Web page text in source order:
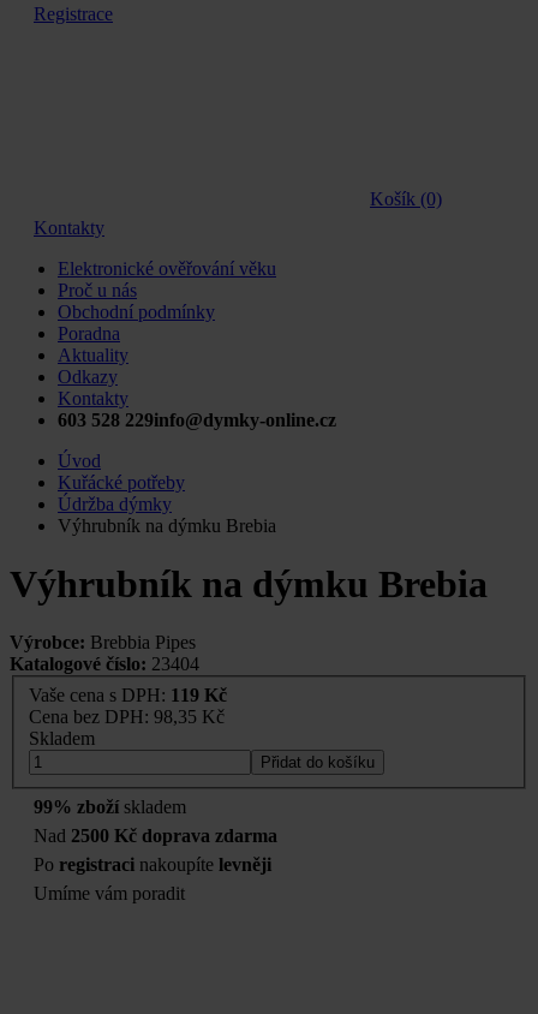
Registrace
Košík (0)
Kontakty
Elektronické ověřování věku
Proč u nás
Obchodní podmínky
Poradna
Aktuality
Odkazy
Kontakty
603 528 229info@dymky-online.cz
Úvod
Kuřácké potřeby
Údržba dýmky
Výhrubník na dýmku Brebia
Výhrubník na dýmku Brebia
Výrobce: Brebbia Pipes
Katalogové číslo: 23404
Vaše cena s DPH: 119 Kč
Cena bez DPH: 98,35 Kč
Skladem
Přidat do košíku
99% zboží skladem
Nad 2500 Kč doprava zdarma
Po registraci nakoupíte levněji
Umíme vám poradit